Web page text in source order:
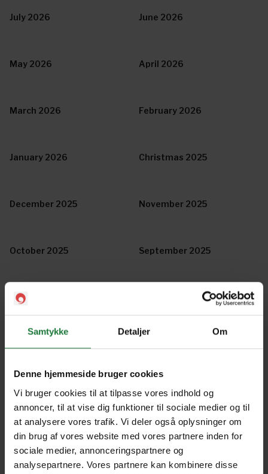
Samtykke Detaljer Om
Denne hjemmeside bruger cookies
Vi bruger cookies til at tilpasse vores indhold og
annoncer, til at vise dig funktioner til sociale medier og til
at analysere vores trafik. Vi deler også oplysninger om
din brug af vores website med vores partnere inden for
sociale medier, annonceringspartnere og
analysepartnere. Vores partnere kan kombinere disse
July 2026 June 2026
May 2026 April 2026
March 2026 February 2026
January 2026 Christmas 2025
December 2025 November 2025
October 2025 September 2025
August 2025
April 2025 March 2025
February 2025 January 2025